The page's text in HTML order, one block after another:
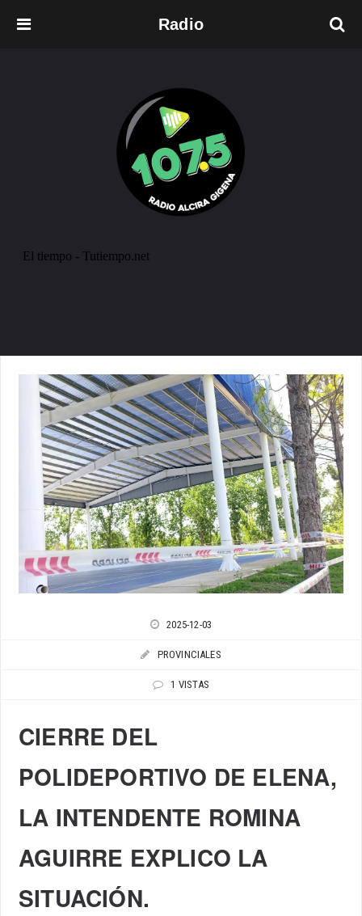
Radio
2025-12-03
PROVINCIALES
1 VISTAS
CIERRE DEL
POLIDEPORTIVO DE ELENA,
LA INTENDENTE ROMINA
AGUIRRE EXPLICO LA
SITUACIÓN.